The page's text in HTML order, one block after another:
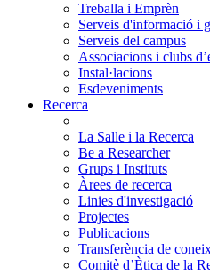
Treballa i Emprèn
Serveis d'informació i
Serveis del campus
Associacions i clubs
Instal·lacions
Esdeveniments
Recerca
La Salle i la Recerca
Be a Researcher
Grups i Instituts
Àrees de recerca
Linies d'investigació
Projectes
Publicacions
Transferència de
Comitè d’Ètica de la